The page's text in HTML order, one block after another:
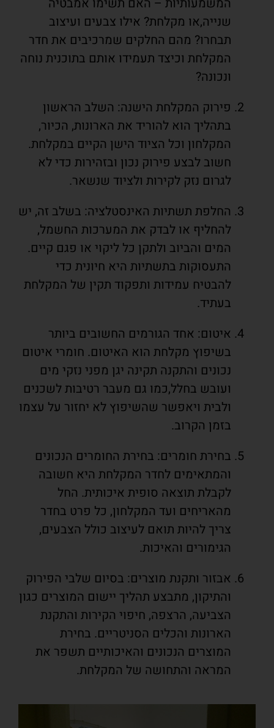
שנייה,או מקלחת? אילו צבעים ועיצוב
תבחרו? מהם החלקים שמרכיבים את חדר
המקלחת וכיצד תעמידו אותם בתוכנית נוחה
ונכונה?
פירוק המקלחת הישנה: השלב הראשון
בתהליך הוא להוריד את הארונות, הכיור,
המקלחון וכל הציוד הישן הקיים במקלחת.
חשוב לבצע פירוק נכון ובזהירות כדי לא
לגרום נזק לקירות ולציוד שנשאר.
החלפת תשתיות האינסטלציה: בשלב זה, יש
להחליף או לבדק את המערכות החשמל,
המים והביוב ולתקן כל ליקוי או פגם קיים.
התעסוקות בתשתיות היא חיונית כדי
להבטיח עמידות ותפקוד תקין של המקלחת
בעתיד.
איטום: אחד הגורמים החשובים ביותר
בשיפוץ מקלחת הוא האיטום. חומרי איטום
נכונים והתקנה תקינה יגן מפני נזקי מים
ועובש בחלל,כמו גם מעבר רטיבות לשכנים
ולבית ויאפשר שהשיפוץ לא יחזור על עצמו
בזמן הקרוב.
בחירת חומרים: בחירת החומרים הנכונים
והמתאימים לחדר המקלחת היא חשובה
לקבלת תוצאה סופית איכותית. החל
מהאריחים ועד המקלחון, כל פרט בחדר
צריך להיות תואם לעיצוב כולל הצבעים,
הגימורים והאיכות.
אבזור ותקנת מוצרים: בסיום שלבי הפירוק
והתיקון, מתבצע תהליך יישום המוצרים כגון
הצביעה, הרצפה, חיפוי הקירות והתקנת
הארונות והכלים הסניטריים. בחירת
המוצרים הנכונים והאיכותיים תשפר את
המראה והתחושה של המקלחת.